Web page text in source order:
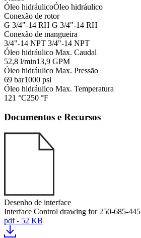
Óleo hidráulicoÓleo hidráulico
Conexão de rotor
G 3/4"-14 RH G 3/4"-14 RH
Conexão de mangueira
3/4"-14 NPT 3/4"-14 NPT
Óleo hidráulico Max. Caudal
52,8 l/min13,9 GPM
Óleo hidráulico Max. Pressão
69 bar1000 psi
Óleo hidráulico Max. Temperatura
121 °C250 °F
Documentos e Recursos
Desenho de interface
Interface Control drawing for 250-685-445
pdf - 52 KB